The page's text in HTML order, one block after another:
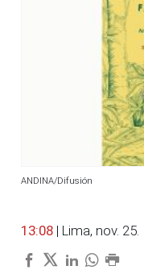
ANDINA/Difusión
13:08 | Lima, nov. 25.